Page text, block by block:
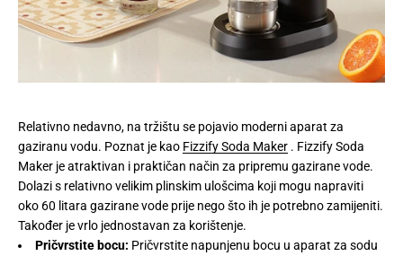
Relativno nedavno, na tržištu se pojavio moderni aparat za
gaziranu vodu. Poznat je kao Fizzify Soda Maker . Fizzify Soda
Maker je atraktivan i praktičan način za pripremu gazirane vode.
Dolazi s relativno velikim plinskim ulošcima koji mogu napraviti
oko 60 litara gazirane vode prije nego što ih je potrebno zamijeniti.
Također je vrlo jednostavan za korištenje.
Pričvrstite bocu: Pričvrstite napunjenu bocu u aparat za sodu